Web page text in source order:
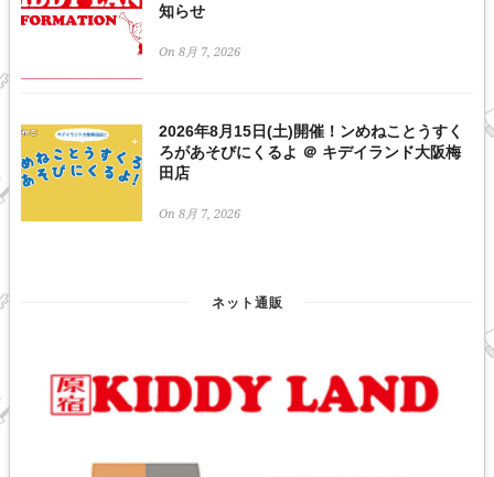
知らせ
On 8月 7, 2026
2026年8月15日(土)開催！ンめねことうすく
ろがあそびにくるよ ＠ キデイランド大阪梅
田店
On 8月 7, 2026
ネット通販